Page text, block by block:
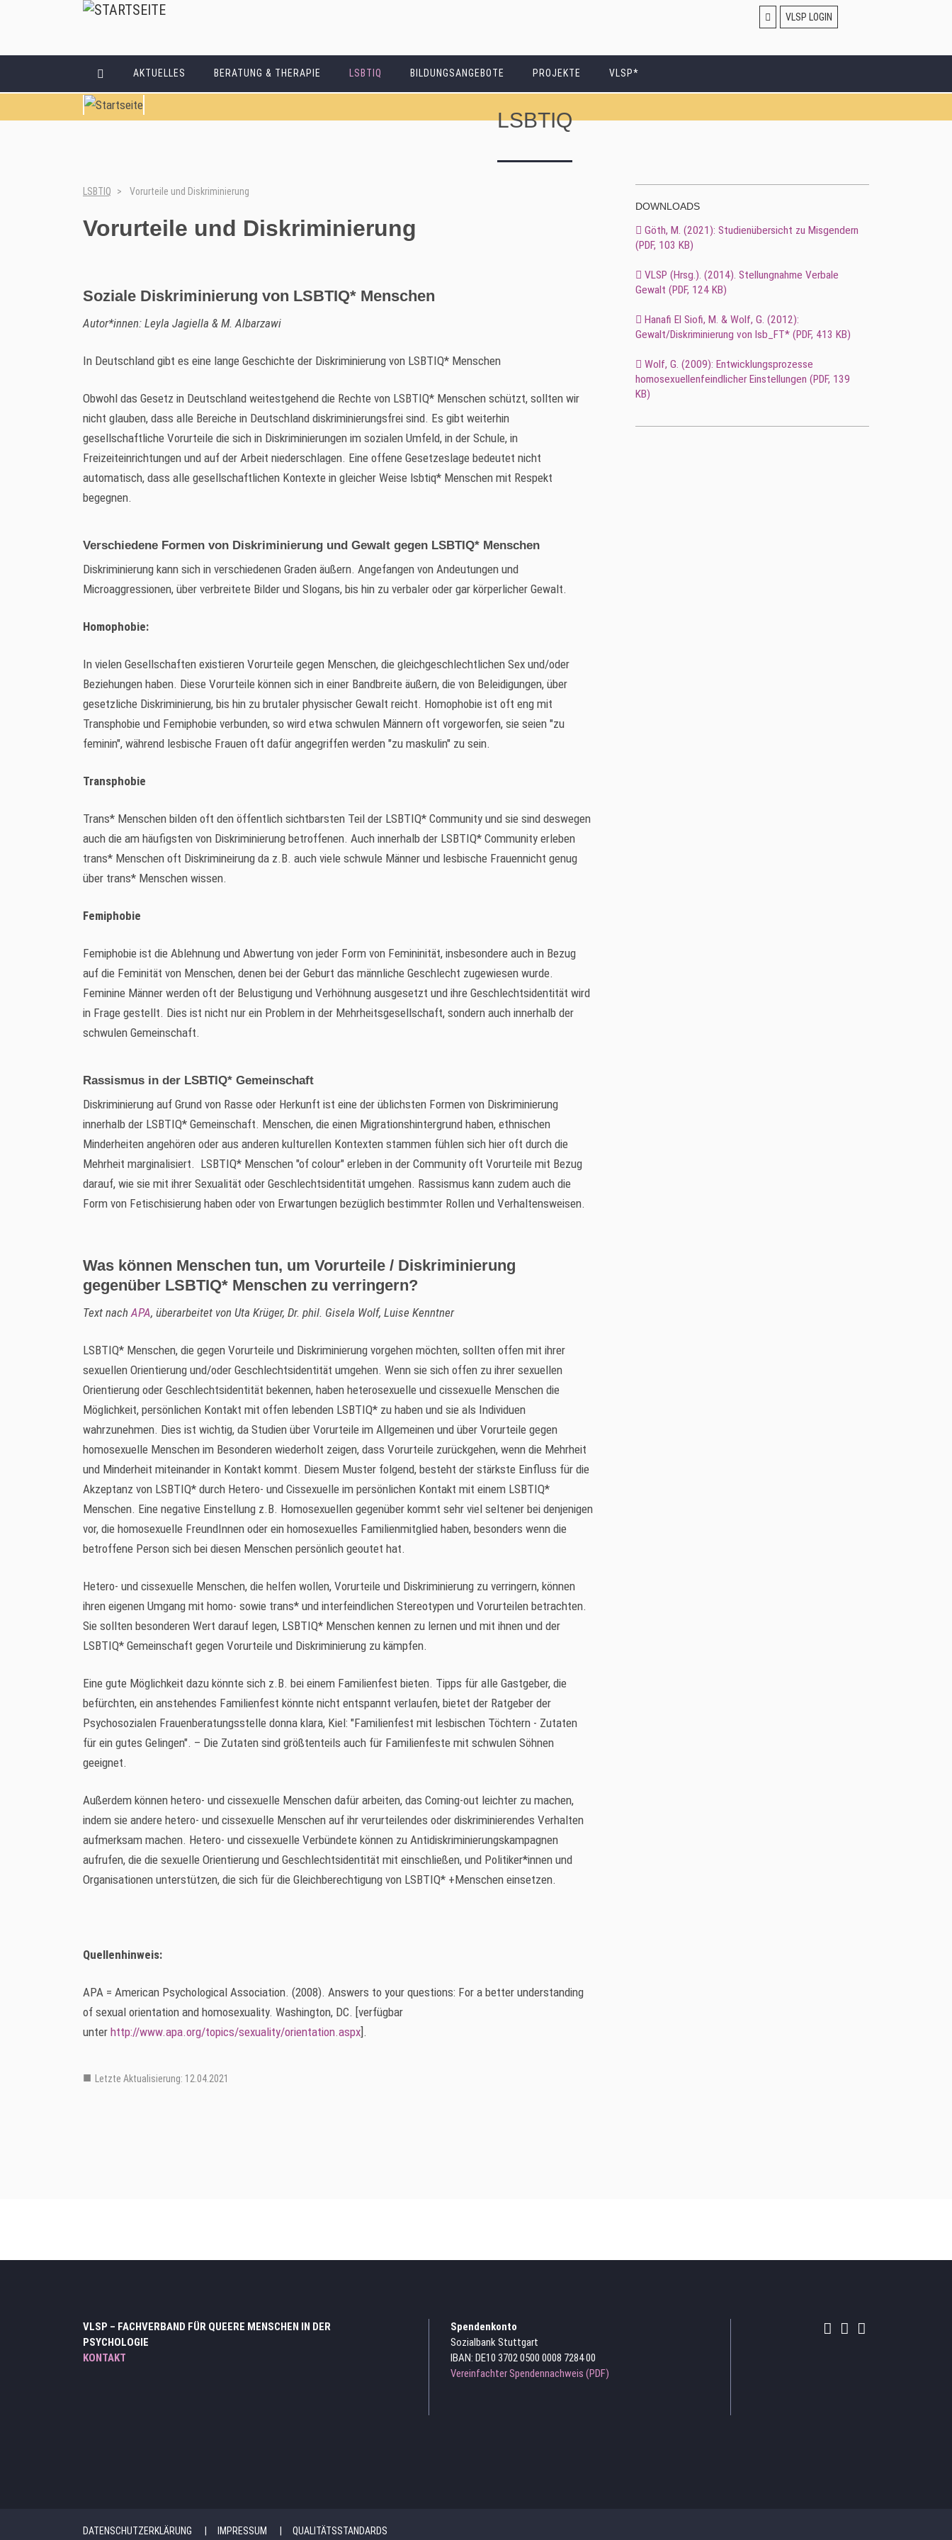
VLSP LOGIN
AKTUELLES BERATUNG & THERAPIE LSBTIQ BILDUNGSANGEBOTE PROJEKTE VLSP*
LSBTIQ
LSBTIQ Vorurteile und Diskriminierung
Vorurteile und Diskriminierung
Soziale Diskriminierung von LSBTIQ* Menschen
Autor*innen: Leyla Jagiella & M. Albarzawi
In Deutschland gibt es eine lange Geschichte der Diskriminierung von LSBTIQ* Menschen
Obwohl das Gesetz in Deutschland weitestgehend die Rechte von LSBTIQ* Menschen schützt, sollten wir
nicht glauben, dass alle Bereiche in Deutschland diskriminierungsfrei sind. Es gibt weiterhin
gesellschaftliche Vorurteile die sich in Diskriminierungen im sozialen Umfeld, in der Schule, in
Freizeiteinrichtungen und auf der Arbeit niederschlagen. Eine offene Gesetzeslage bedeutet nicht
automatisch, dass alle gesellschaftlichen Kontexte in gleicher Weise lsbtiq* Menschen mit Respekt
begegnen.
Verschiedene Formen von Diskriminierung und Gewalt gegen LSBTIQ* Menschen
Diskriminierung kann sich in verschiedenen Graden äußern. Angefangen von Andeutungen und
Microaggressionen, über verbreitete Bilder und Slogans, bis hin zu verbaler oder gar körperlicher Gewalt.
Homophobie:
In vielen Gesellschaften existieren Vorurteile gegen Menschen, die gleichgeschlechtlichen Sex und/oder
Beziehungen haben. Diese Vorurteile können sich in einer Bandbreite äußern, die von Beleidigungen, über
gesetzliche Diskriminierung, bis hin zu brutaler physischer Gewalt reicht. Homophobie ist oft eng mit
Transphobie und Femiphobie verbunden, so wird etwa schwulen Männern oft vorgeworfen, sie seien "zu
feminin", während lesbische Frauen oft dafür angegriffen werden "zu maskulin" zu sein.
Transphobie
Trans* Menschen bilden oft den öffentlich sichtbarsten Teil der LSBTIQ* Community und sie sind deswegen
auch die am häufigsten von Diskriminierung betroffenen. Auch innerhalb der LSBTIQ* Community erleben
trans* Menschen oft Diskrimineirung da z.B. auch viele schwule Männer und lesbische Frauennicht genug
über trans* Menschen wissen.
Femiphobie
Femiphobie ist die Ablehnung und Abwertung von jeder Form von Femininität, insbesondere auch in Bezug
auf die Feminität von Menschen, denen bei der Geburt das männliche Geschlecht zugewiesen wurde.
Feminine Männer werden oft der Belustigung und Verhöhnung ausgesetzt und ihre Geschlechtsidentität wird
in Frage gestellt. Dies ist nicht nur ein Problem in der Mehrheitsgesellschaft, sondern auch innerhalb der
schwulen Gemeinschaft.
Rassismus in der LSBTIQ* Gemeinschaft
Diskriminierung auf Grund von Rasse oder Herkunft ist eine der üblichsten Formen von Diskriminierung
innerhalb der LSBTIQ* Gemeinschaft. Menschen, die einen Migrationshintergrund haben, ethnischen
Minderheiten angehören oder aus anderen kulturellen Kontexten stammen fühlen sich hier oft durch die
Mehrheit marginalisiert. LSBTIQ* Menschen "of colour" erleben in der Community oft Vorurteile mit Bezug
darauf, wie sie mit ihrer Sexualität oder Geschlechtsidentität umgehen. Rassismus kann zudem auch die
Form von Fetischisierung haben oder von Erwartungen bezüglich bestimmter Rollen und Verhaltensweisen.
Was können Menschen tun, um Vorurteile / Diskriminierung
gegenüber LSBTIQ* Menschen zu verringern?
Text nachAPA, überarbeitet von Uta Krüger, Dr. phil. Gisela Wolf, Luise Kenntner
LSBTIQ* Menschen, die gegen Vorurteile und Diskriminierung vorgehen möchten, sollten offen mit ihrer
sexuellen Orientierung und/oder Geschlechtsidentität umgehen. Wenn sie sich offen zu ihrer sexuellen
Orientierung oder Geschlechtsidentität bekennen, haben heterosexuelle und cissexuelle Menschen die
Möglichkeit, persönlichen Kontakt mit offen lebenden LSBTIQ* zu haben und sie als Individuen
wahrzunehmen. Dies ist wichtig, da Studien über Vorurteile im Allgemeinen und über Vorurteile gegen
homosexuelle Menschen im Besonderen wiederholt zeigen, dass Vorurteile zurückgehen, wenn die Mehrheit
und Minderheit miteinander in Kontakt kommt. Diesem Muster folgend, besteht der stärkste Einfluss für die
Akzeptanz von LSBTIQ* durch Hetero- und Cissexuelle im persönlichen Kontakt mit einem LSBTIQ*
Menschen. Eine negative Einstellung z.B. Homosexuellen gegenüber kommt sehr viel seltener bei denjenigen
vor, die homosexuelle FreundInnen oder ein homosexuelles Familienmitglied haben, besonders wenn die
betroffene Person sich bei diesen Menschen persönlich geoutet hat.
Hetero- und cissexuelle Menschen, die helfen wollen, Vorurteile und Diskriminierung zu verringern, können
ihren eigenen Umgang mit homo- sowie trans* und interfeindlichen Stereotypen und Vorurteilen betrachten.
Sie sollten besonderen Wert darauf legen, LSBTIQ* Menschen kennen zu lernen und mit ihnen und der
LSBTIQ* Gemeinschaft gegen Vorurteile und Diskriminierung zu kämpfen.
Eine gute Möglichkeit dazu könnte sich z.B. bei einem Familienfest bieten. Tipps für alle Gastgeber, die
befürchten, ein anstehendes Familienfest könnte nicht entspannt verlaufen, bietet der Ratgeber der
Psychosozialen Frauenberatungsstelle donna klara, Kiel: "Familienfest mit lesbischen Töchtern - Zutaten
für ein gutes Gelingen". – Die Zutaten sind größtenteils auch für Familienfeste mit schwulen Söhnen
geeignet.
Außerdem können hetero- und cissexuelle Menschen dafür arbeiten, das Coming-out leichter zu machen,
indem sie andere hetero- und cissexuelle Menschen auf ihr verurteilendes oder diskriminierendes Verhalten
aufmerksam machen. Hetero- und cissexuelle Verbündete können zu Antidiskriminierungskampagnen
aufrufen, die die sexuelle Orientierung und Geschlechtsidentität mit einschließen, und Politiker*innen und
Organisationen unterstützen, die sich für die Gleichberechtigung von LSBTIQ* +Menschen einsetzen.
Quellenhinweis:
APA = American Psychological Association. (2008). Answers to your questions: For a better understanding
of sexual orientation and homosexuality. Washington, DC. [verfügbar
unter http://www.apa.org/topics/sexuality/orientation.aspx ].
Letzte Aktualisierung: 12.04.2021
DOWNLOADS
Göth, M. (2021): Studienübersicht zu Misgendern
(PDF, 103 KB)
VLSP (Hrsg.). (2014). Stellungnahme Verbale
Gewalt (PDF, 124 KB)
Hanafi El Siofi, M. & Wolf, G. (2012):
Gewalt/Diskriminierung von lsb_FT* (PDF, 413 KB)
Wolf, G. (2009): Entwicklungsprozesse
homosexuellenfeindlicher Einstellungen (PDF, 139
KB)
VLSP – FACHVERBAND FÜR QUEERE MENSCHEN IN DER
PSYCHOLOGIE
KONTAKT
Spendenkonto
Sozialbank Stuttgart
IBAN: DE10 3702 0500 0008 7284 00
Vereinfachter Spendennachweis (PDF)
DATENSCHUTZERKLÄRUNG IMPRESSUM QUALITÄTSSTANDARDS